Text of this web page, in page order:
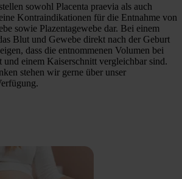
sowohl Placenta praevia als auch
Kontraindikationen für die Entnahme von
sowie Plazentagewebe dar. Bei einem
Blut und Gewebe direkt nach der Geburt
dass die entnommenen Volumen bei
und einem Kaiserschnitt vergleichbar sind.
stehen wir gerne über unser